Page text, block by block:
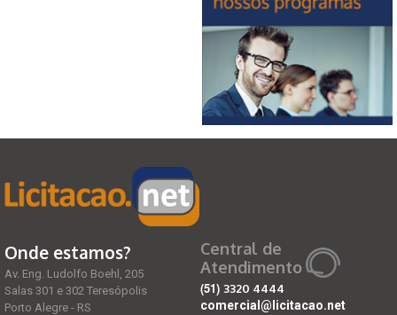
Onde estamos?
Av. Eng. Ludolfo Boehl, 205
Salas 301 e 302 Teresópolis
Porto Alegre - RS
Central de
Atendimento
(51) 3320 4444
comercial@licitacao.net